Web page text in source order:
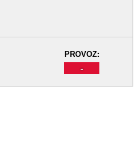
PROVOZ:
-